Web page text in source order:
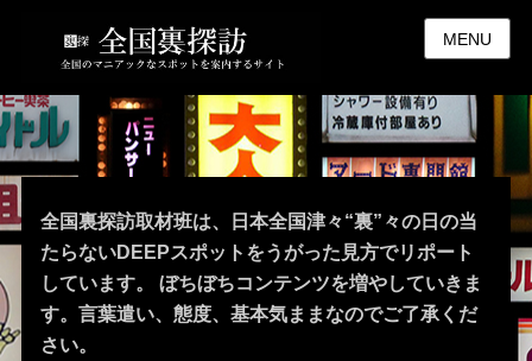
MENU
全国裏探訪取材班は、日本全国津々“裏”々の日の当
たらないDEEPスポットをうがった見方でリポート
しています。 ぼちぼちコンテンツを増やしていきま
す。言葉遣い、態度、基本気ままなのでご了承くだ
さい。